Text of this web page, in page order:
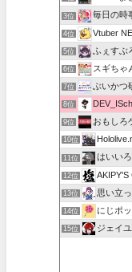
3位 毎日の時
4位 Vtuber
5位 ふぇすぶ
6位 スギちゃ
7位 ぶいかつ
8位 DEV_ISch
9位 おもしろ
10位
11位 はいい
12位 AKIPY'S
13位 思い立
14位 にじポ
15位 ジェイ